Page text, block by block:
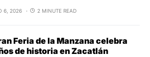
6, 2026 2 MINUTE READ
Feria de la Manzana celebra
de historia en Zacatlán